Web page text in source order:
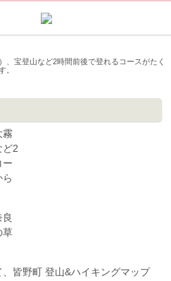
、宝登山など2時間前後で登れるコースがたく
。
霧
ど2
ー
草
皆野町 登山&ハイキングマップ